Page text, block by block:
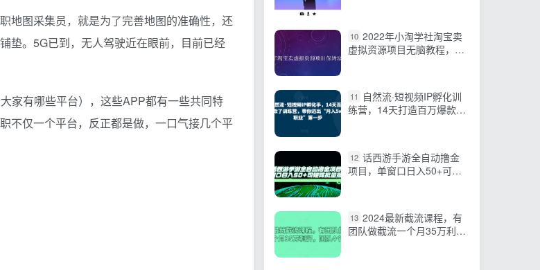
地图采集员，就是为了完善地图的准确性，还
垫。5G已到，无人驾驶近在眼前，目前已经
家有哪些平台），这些APP都有一些共同特
不仅一个平台，反正都是做，一口气接几个平
10 2022年小淘学社淘宝卖
虚‬拟资源项目无脑教程，适
11
自然流·短视频IP孵化训
练营，14天打造百万爆款，
12 话西游手游全自动撸金
项目，单窗口日入50+可矩
13 2024最新截流课程，有
团队做截流一个月35万利